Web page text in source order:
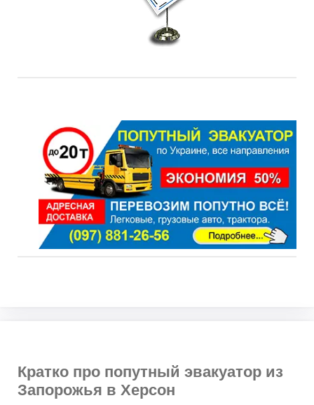
Кратко про попутный эвакуатор из
Запорожья в Херсон